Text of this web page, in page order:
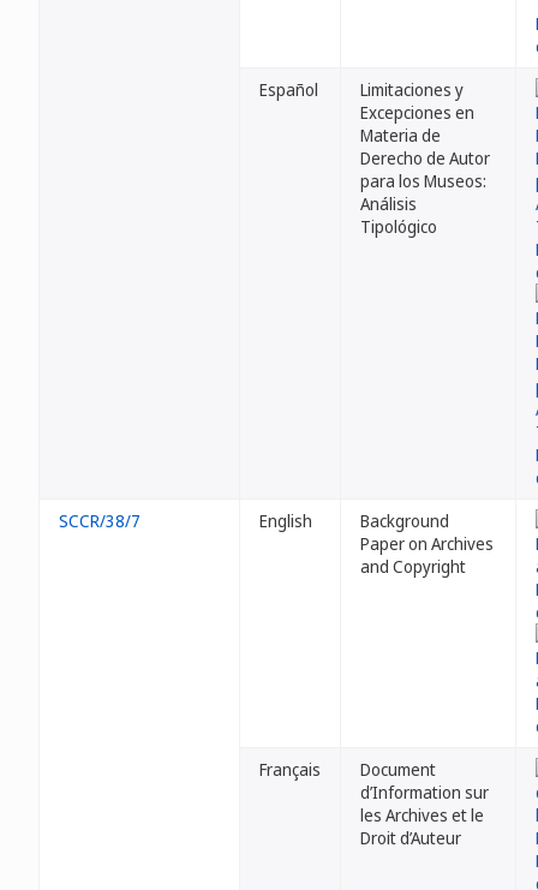
Español
Limitaciones y
Excepciones en
Materia de
Derecho de Autor
para los Museos:
Análisis
Tipológico
SCCR/38/7 English
Background
Paper on Archives
and Copyright
Français
Document
d’Information sur
les Archives et le
Droit d’Auteur